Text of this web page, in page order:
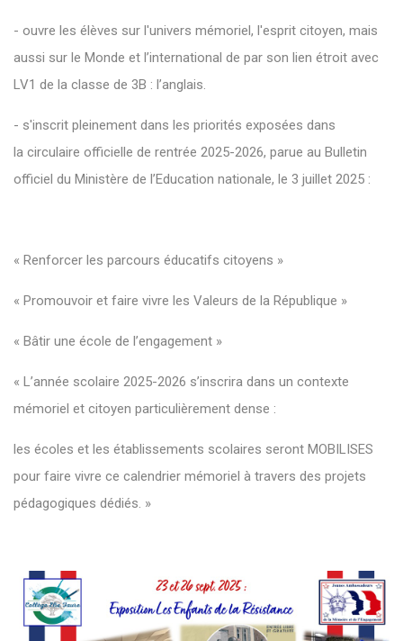
- ouvre les élèves sur l'univers mémoriel, l'esprit citoyen, mais
aussi sur le Monde et l’international de par son lien étroit avec
LV1 de la classe de 3B : l’anglais.
- s'inscrit pleinement dans les priorités exposées dans
la circulaire officielle de rentrée 2025-2026, parue au Bulletin
officiel du Ministère de l’Education nationale, le 3 juillet 2025 :
« Renforcer les parcours éducatifs citoyens »
« Promouvoir et faire vivre les Valeurs de la République »
« Bâtir une école de l’engagement »
« L’année scolaire 2025-2026 s’inscrira dans un contexte
mémoriel et citoyen particulièrement dense :
les écoles et les établissements scolaires seront MOBILISES
pour faire vivre ce calendrier mémoriel à travers des projets
pédagogiques dédiés. »